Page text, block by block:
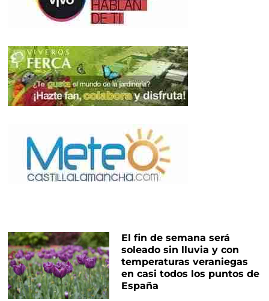
El fin de semana será
soleado sin lluvia y con
temperaturas veraniegas
en casi todos los puntos de
España